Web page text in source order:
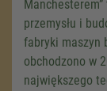
przemysłu i
fabryki maszyn
obchodzono w
największego